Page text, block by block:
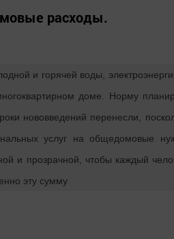
расходы.
и горячей воды,
доме. Норму
нововведений перенесли,
услуг на общедомовые
и прозрачной, чтобы каждый
эту сумму